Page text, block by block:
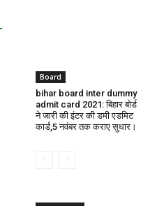
Board
bihar board inter dummy
admit card 2021: बिहार बोर्ड
ने जारी की इंटर की डमी एडमिट
कार्ड,5 नवंबर तक कराए सुधार।